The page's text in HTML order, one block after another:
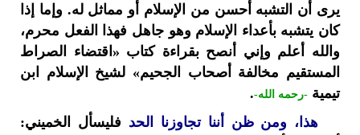
يرى أن التشبه أحسن من الإسلام أو مماثل له. وإما إذا
كان يتشبه بأعداء الإسلام وهو جاهل فهذا الفعل محرم،
والله أعلم وإني أنصح بقراءة كتاب «اقتضاء الصراط
المستقيم مخالفة أصحاب الجحيم» لشيخ الإسلام ابن
تيمية -رحمه الله-.
هذا، ومن ظن أننا تجاوزنا الحد فليسأل الخميني: